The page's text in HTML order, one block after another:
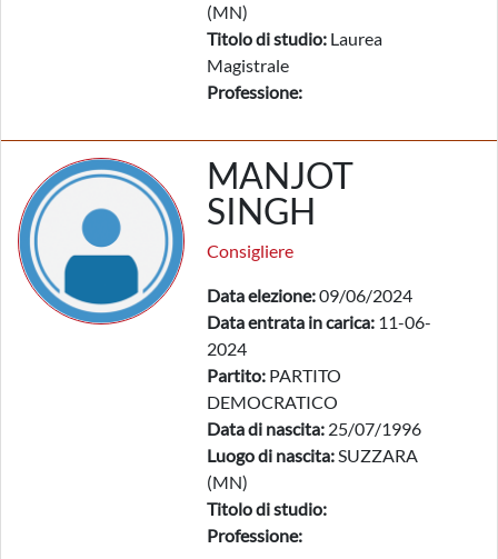
(MN)
Titolo di studio: Laurea
Magistrale
Professione:
MANJOT
SINGH
Consigliere
Data elezione:09/06/2024
Data entrata in carica: 11-06-
2024
Partito: PARTITO
DEMOCRATICO
Data di nascita: 25/07/1996
Luogo di nascita:SUZZARA
(MN)
Titolo di studio:
Professione: